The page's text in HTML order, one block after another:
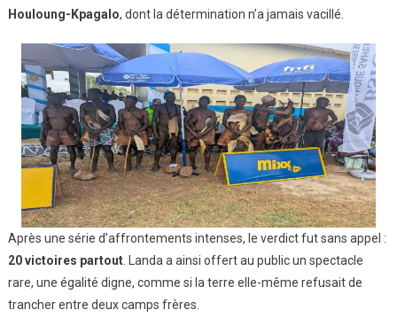
Houloung-Kpagalo, dont la détermination n’a jamais vacillé.
Après une série d’affrontements intenses, le verdict fut sans appel :
20 victoires partout. Landa a ainsi offert au public un spectacle
rare, une égalité digne, comme si la terre elle-même refusait de
trancher entre deux camps frères.